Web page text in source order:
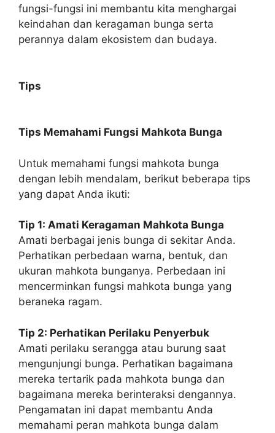
fungsi-fungsi ini membantu kita menghargai
keindahan dan keragaman bunga serta
perannya dalam ekosistem dan budaya.
Tips
Tips Memahami Fungsi Mahkota Bunga
Untuk memahami fungsi mahkota bunga
dengan lebih mendalam, berikut beberapa tips
yang dapat Anda ikuti:
Tip 1: Amati Keragaman Mahkota Bunga
Amati berbagai jenis bunga di sekitar Anda.
Perhatikan perbedaan warna, bentuk, dan
ukuran mahkota bunganya. Perbedaan ini
mencerminkan fungsi mahkota bunga yang
beraneka ragam.
Tip 2: Perhatikan Perilaku Penyerbuk
Amati perilaku serangga atau burung saat
mengunjungi bunga. Perhatikan bagaimana
mereka tertarik pada mahkota bunga dan
bagaimana mereka berinteraksi dengannya.
Pengamatan ini dapat membantu Anda
memahami peran mahkota bunga dalam